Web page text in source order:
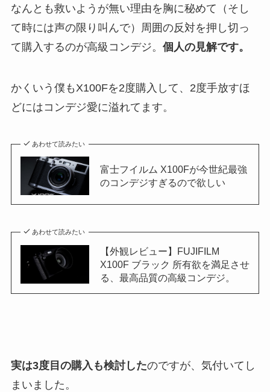
なんとも救いようが無い理由を胸に秘めて（そし
て時には声の限り叫んで）周囲の反対を押し切っ
て購入するのが高級コンデジ。 個人の見解です。
かくいう僕もX100Fを2度購入して、2度手放すほ
どにはコンデジ愛に溢れてます。
あわせて読みたい
富士フイルム X100Fが今世紀最強
のコンデジすぎるので欲しい
あわせて読みたい
【外観レビュー】FUJIFILM
X100F ブラック 所有欲を満足させ
る、最高品質の高級コンデジ。
実は3度目の購入も検討したのですが、気付いてし
まいました。